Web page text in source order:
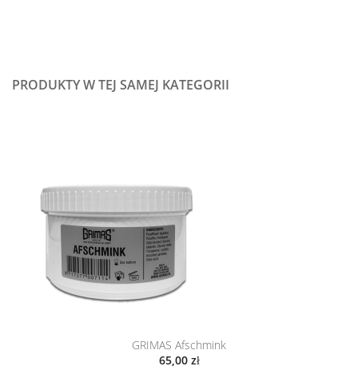
PRODUKTY W TEJ SAMEJ KATEGORII
GRIMAS Afschmink
65,00 zł